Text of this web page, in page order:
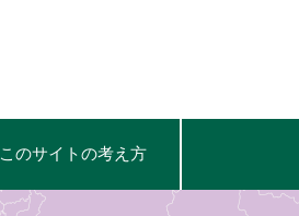
このサイトの考え方